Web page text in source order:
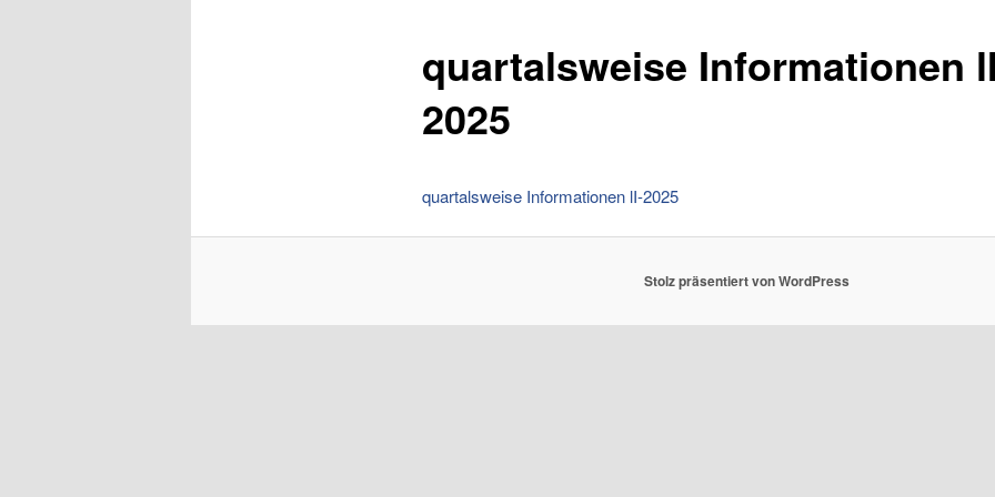
quartalsweise Informationen
2025
quartalsweise Informationen lI-2025
Stolz präsentiert von WordPress